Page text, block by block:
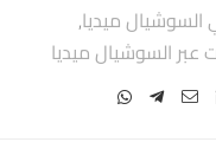
السوشيال ميديا,
عبر السوشيال ميديا